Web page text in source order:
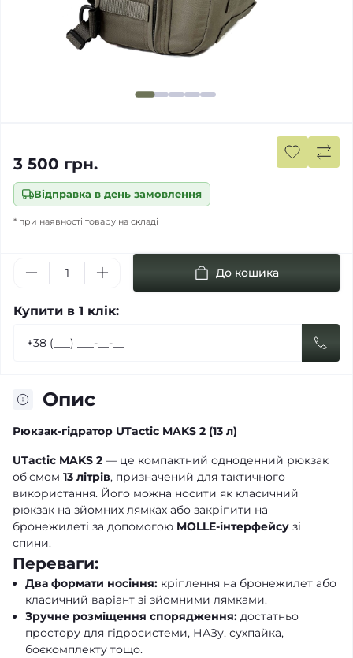
Відправка в день замовлення
* при наявності товару на складі
3 500 грн.
До кошика
Купити в 1 клік:
Опис
Рюкзак-гідратор UTactic MAKS 2 (13 л)
UTactic MAKS 2 — це компактний одноденний рюкзак
об'ємом 13 літрів, призначений для тактичного
використання. Його можна носити як класичний
рюкзак на зйомних лямках або закріпити на
бронежилеті за допомогою MOLLE-інтерфейсу зі
спини.
Переваги:
Два формати носіння: кріплення на бронежилет або
класичний варіант зі зйомними лямками.
Зручне розміщення спорядження: достатньо
простору для гідросистеми, НАЗу, сухпайка,
боєкомплекту тощо.